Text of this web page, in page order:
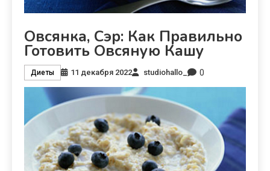
Овсянка, Сэр: Как Правильно
Готовить Овсяную Кашу
Диеты 11 декабря 2022 studiohallo_ 0